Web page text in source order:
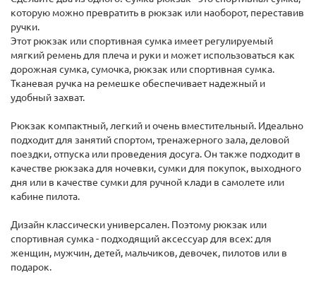
которую можно превратить в рюкзак или наоборот, переставив
ручки.
Этот рюкзак или спортивная сумка имеет регулируемый
мягкий ремень для плеча и руки и может использоваться как
дорожная сумка, сумочка, рюкзак или спортивная сумка.
Тканевая ручка на ремешке обеспечивает надежный и
удобный захват.
Рюкзак компактный, легкий и очень вместительный. Идеально
подходит для занятий спортом, тренажерного зала, деловой
поездки, отпуска или проведения досуга. Он также подходит в
качестве рюкзака для ночевки, сумки для покупок, выходного
дня или в качестве сумки для ручной клади в самолете или
кабине пилота.
Дизайн классически универсален. Поэтому рюкзак или
спортивная сумка - подходящий аксессуар для всех: для
женщин, мужчин, детей, мальчиков, девочек, пилотов или в
подарок.